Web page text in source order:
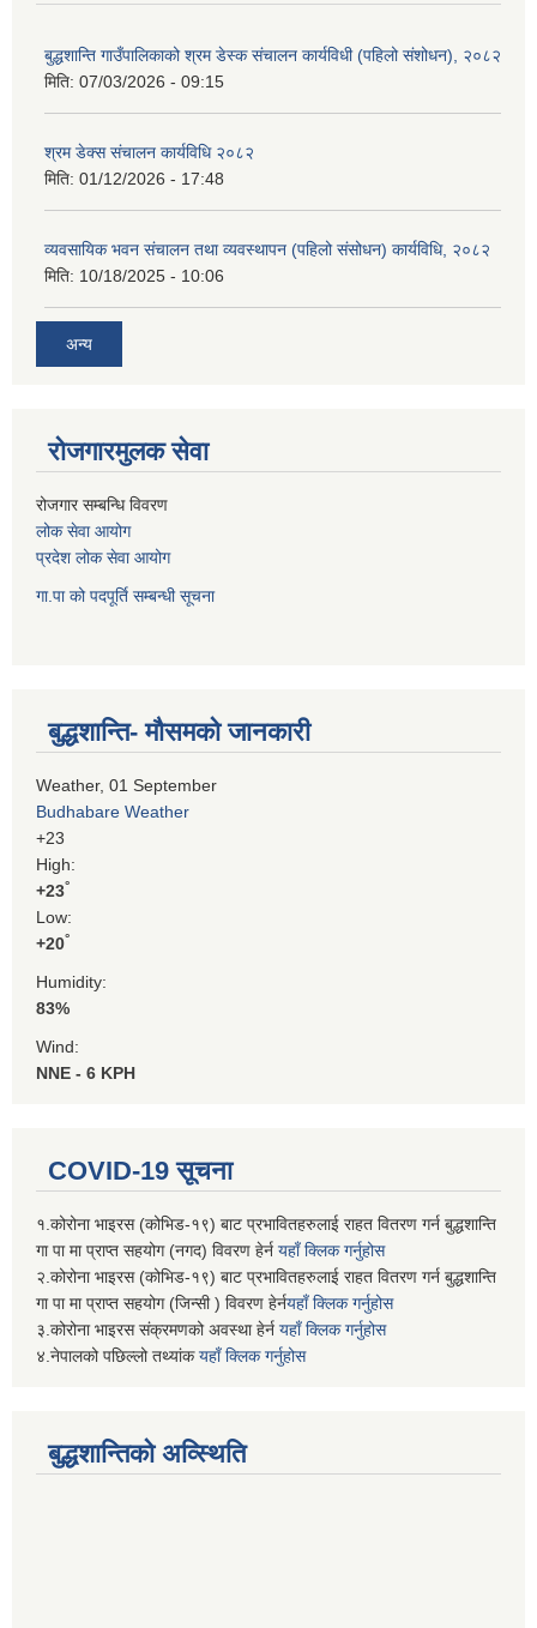
बुद्धशान्ति गाउँपालिकाको श्रम डेस्क संचालन कार्यविधी (पहिलो संशोधन), २०८२
मिति: 07/03/2026 - 09:15
श्रम डेक्स संचालन कार्यविधि २०८२
मिति: 01/12/2026 - 17:48
व्यवसायिक भवन संचालन तथा व्यवस्थापन (पहिलो संसोधन) कार्यविधि, २०८२
मिति: 10/18/2025 - 10:06
अन्य
रोजगारमुलक सेवा
रोजगार सम्बन्धि विवरण
लोक सेवा आयोग
प्रदेश लोक सेवा आयोग
गा.पा को पदपूर्ति सम्बन्धी सूचना
बुद्धशान्ति- मौसमको जानकारी
Weather, 01 September
Budhabare Weather
+23
High:
+23°
Low:
+20°
Humidity:
83%
Wind:
NNE - 6 KPH
COVID-19 सूचना
१.कोरोना भाइरस (कोभिड-१९) बाट प्रभावितहरुलाई राहत वितरण गर्न बुद्धशान्ति
गा पा मा प्राप्त सहयोग (नगद) विवरण हेर्न यहाँ क्लिक गर्नुहोस
२.कोरोना भाइरस (कोभिड-१९) बाट प्रभावितहरुलाई राहत वितरण गर्न बुद्धशान्ति
गा पा मा प्राप्त सहयोग (जिन्सी ) विवरण हेर्नयहाँ क्लिक गर्नुहोस
३.कोरोना भाइरस संक्रमणको अवस्था हेर्न यहाँ क्लिक गर्नुहोस
४.नेपालको पछिल्लो तथ्यांकयहाँ क्लिक गर्नुहोस
बुद्धशान्तिको अव्स्थिति